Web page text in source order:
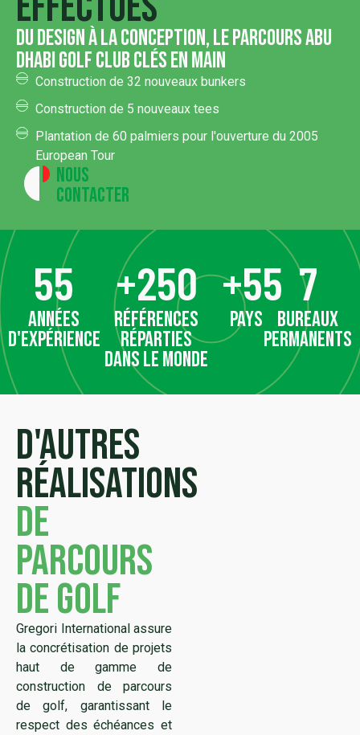
du design à la conception, le parcours Abu
Dhabi Golf Club clés en main
Construction de 32 nouveaux bunkers
Construction de 5 nouveaux tees
Plantation de 60 palmiers pour l'ouverture du 2005
European Tour
Nous
contacter
années
d'expérience
55
références
réparties
dans le monde
+250
pays
+55
bureaux
permanents
7
D'autres
réalisations
de
parcours
de golf
Gregori International assure
la concrétisation de projets
haut de gamme de
construction de parcours
de golf, garantissant le
respect des échéances et